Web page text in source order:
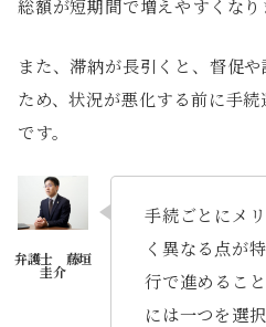
総額が短期間で増えやすくなり
また、滞納が長引くと、督促
ため、状況が悪化する前に手
です。
手続ごとにメ
く異なる点が
行で進めるこ
には一つを選